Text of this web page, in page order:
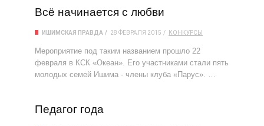
Всё начинается с любви
ИШИМСКАЯ ПРАВДА 28 ФЕВРАЛЯ 2015 КОНКУРСЫ
Мероприятие под таким названием прошло 22
февраля в КСК «Океан». Его участниками стали пять
молодых семей Ишима - члены клуба «Парус». …
Педагог года